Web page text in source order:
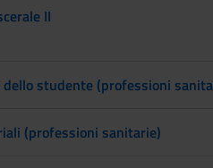
II
studente (professioni
(professioni sanitarie)